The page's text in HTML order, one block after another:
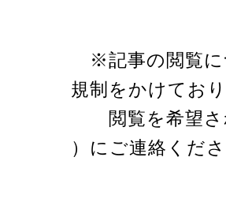
※記事の閲覧に
規制をかけてお
閲覧を希望さ
）にご連絡くだ